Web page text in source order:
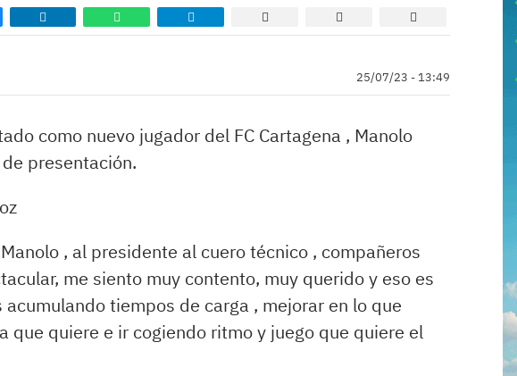
25/07/23 - 13:49
como nuevo jugador del FC Cartagena , Manolo
presentación.
, al presidente al cuero técnico , compañeros
me siento muy contento, muy querido y eso es
tiempos de carga , mejorar en lo que
que quiere e ir cogiendo ritmo y juego que quiere el